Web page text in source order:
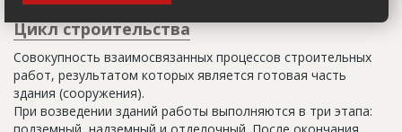
Цикл строительства
Совокупность взаимосвязанных процессов строительных
работ, результатом которых является готовая часть
здания (сооружения).
При возведении зданий работы выполняются в три этапа: